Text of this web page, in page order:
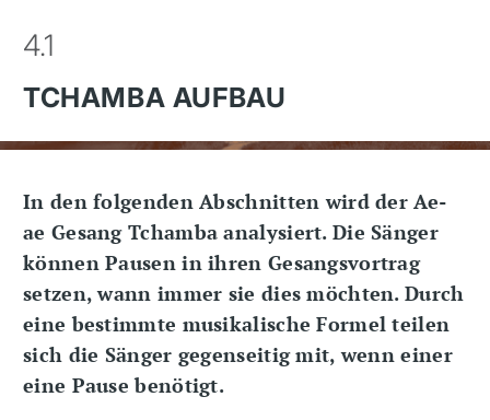
4.1
TCHAMBA AUFBAU
In den folgenden Abschnitten wird der Ae-
ae Gesang Tchamba analysiert. Die Sänger
können Pausen in ihren Gesangsvortrag
setzen, wann immer sie dies möchten. Durch
eine bestimmte musikalische Formel teilen
sich die Sänger gegenseitig mit, wenn einer
eine Pause benötigt.